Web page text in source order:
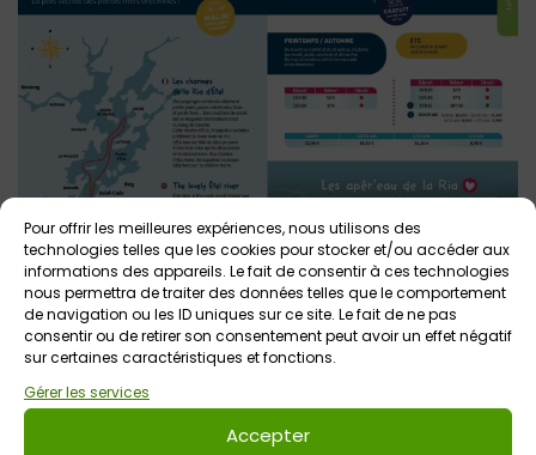
Pour offrir les meilleures expériences, nous utilisons des
technologies telles que les cookies pour stocker et/ou accéder aux
informations des appareils. Le fait de consentir à ces technologies
nous permettra de traiter des données telles que le comportement
de navigation ou les ID uniques sur ce site. Le fait de ne pas
consentir ou de retirer son consentement peut avoir un effet négatif
sur certaines caractéristiques et fonctions.
Gérer les services
Accepter
Autres événementsà venir